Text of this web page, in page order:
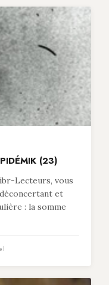
(23)
Lecteurs, vous
et
: la somme